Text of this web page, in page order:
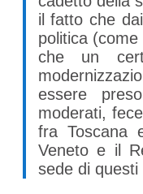
il fatto che
politica
che un
essere
moderati,
fra Toscana
Veneto e il
sede di questi